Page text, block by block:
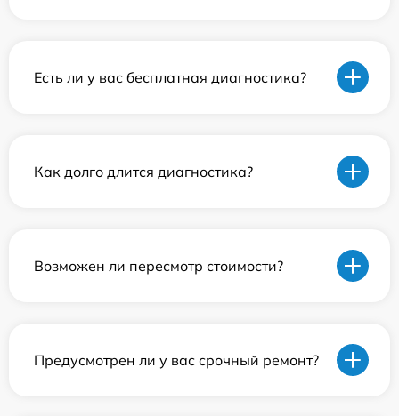
Есть ли у вас бесплатная диагностика?
Как долго длится диагностика?
Возможен ли пересмотр стоимости?
Предусмотрен ли у вас срочный ремонт?